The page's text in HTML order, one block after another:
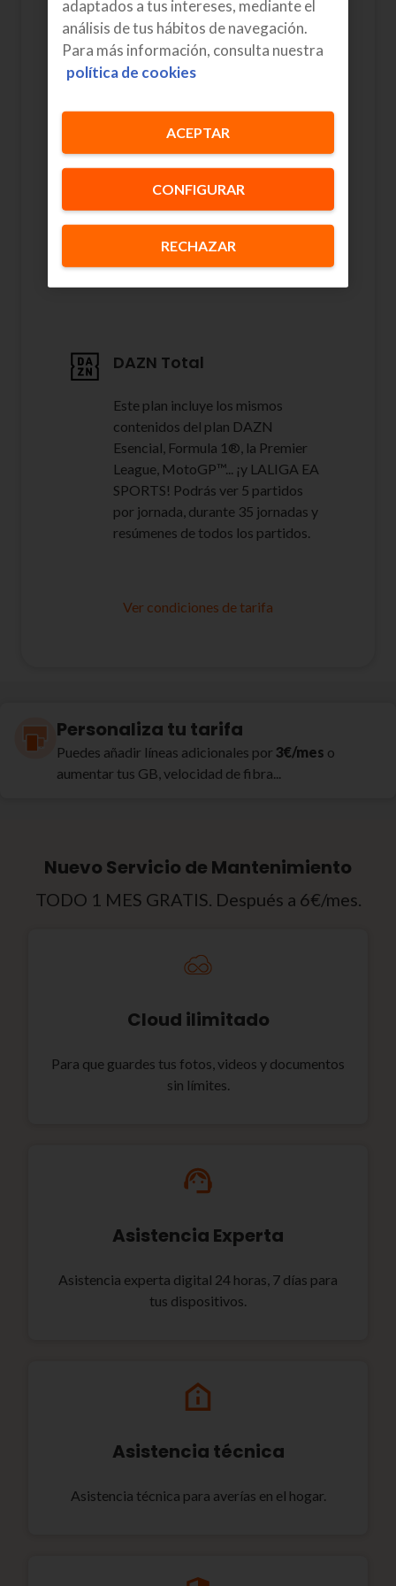
Fan TV
Más de 80 canales con las mejores
series, pelis y realities para todos
Para que tengas la tranquilidad de
un técnico de Euskaltel instalará de
DAZN Total
Este plan incluye los mismos
contenidos del plan DAZN
Esencial, Formula 1®, la Premier
League, MotoGP™... ¡y LALIGA EA
SPORTS! Podrás ver 5 partidos
por jornada, durante 35 jornadas y
resúmenes de todos los partidos.
Ver condiciones de tarifa
Personaliza tu tarifa
Puedes añadir líneas adicionales por 3€/mes o
aumentar tus GB, velocidad de fibra...
Nuevo Servicio de Mantenimiento
TODO 1 MES GRATIS. Después a 6€/mes.
Cloud ilimitado
Para que guardes tus fotos, videos y documentos
sin límites.
Asistencia Experta
Asistencia experta digital 24 horas, 7 días para
tus dispositivos.
Asistencia técnica
Asistencia técnica para averías en el hogar.
adaptados a tus intereses, mediante el
análisis de tus hábitos de navegación.
Para más información, consulta nuestra
política de cookies
CONFIGURAR
RECHAZAR
ACEPTAR